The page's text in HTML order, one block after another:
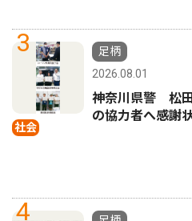
3
社会
足柄
2026.08.01
神奈川県警 松
の協力者へ感謝
4